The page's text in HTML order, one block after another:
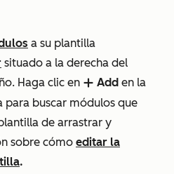
a su plantilla
situado a la derecha del
Haga clic en add Add en la
para buscar módulos que
de arrastrar y
sobre cómo editar la
.